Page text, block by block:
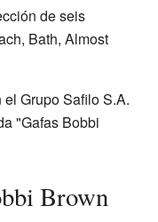
de seis
Bath, Almost
Grupo Safilo S.A.
"Gafas Bobbi
Brown